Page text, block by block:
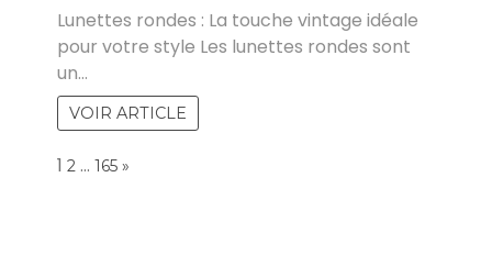
Lunettes rondes : La touche vintage idéale
pour votre style Les lunettes rondes sont
un…
VOIR ARTICLE
Page:
1 2 … 165 NEXT
»